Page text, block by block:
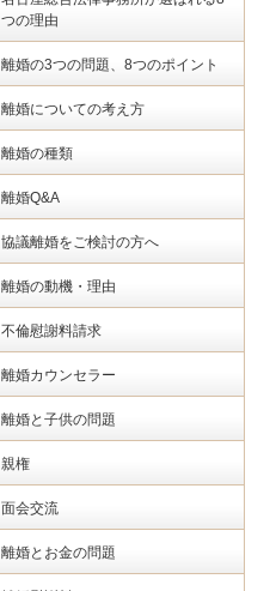
つの理由
離婚の3つの問題、8つのポイント
離婚についての考え方
離婚の種類
離婚Q&A
協議離婚をご検討の方へ
離婚の動機・理由
不倫慰謝料請求
離婚カウンセラー
離婚と子供の問題
親権
面会交流
離婚とお金の問題